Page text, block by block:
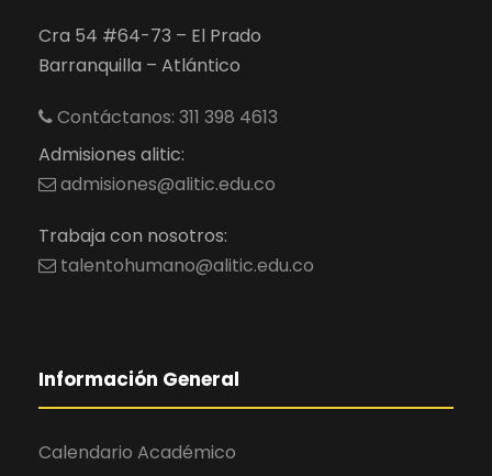
Cra 54 #64-73 – El Prado
Barranquilla – Atlántico
Contáctanos: 311 398 4613
Admisiones alitic:
admisiones@alitic.edu.co
Trabaja con nosotros:
talentohumano@alitic.edu.co
Información General
Calendario Académico